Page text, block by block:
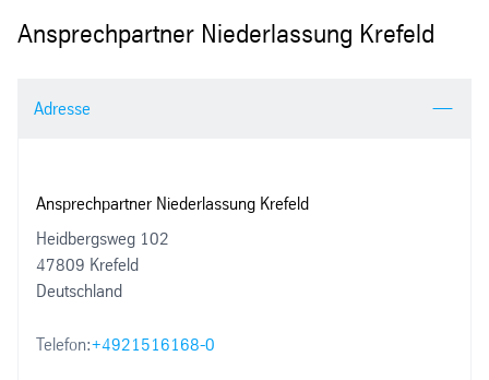
Ansprechpartner Niederlassung Krefeld
Adresse
Ansprechpartner Niederlassung Krefeld
Heidbergsweg 102
47809 Krefeld
Deutschland
Telefon:+4921516168-0